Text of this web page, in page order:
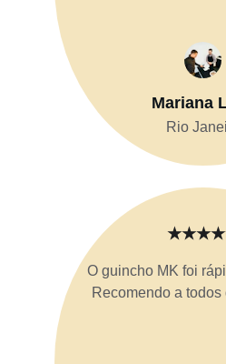
O guincho MK foi
Recomendo a todos
Mariana
Rio